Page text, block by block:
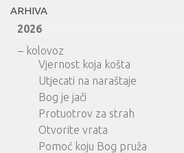
ARHIVA
2026
– kolovoz
Vjernost koja košta
Utjecati na naraštaje
Bog je jači
Protuotrov za strah
Otvorite vrata
Pomoć koju Bog pruža